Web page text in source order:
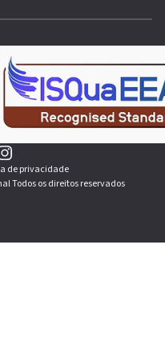
de privacidade
Todos os direitos reservados